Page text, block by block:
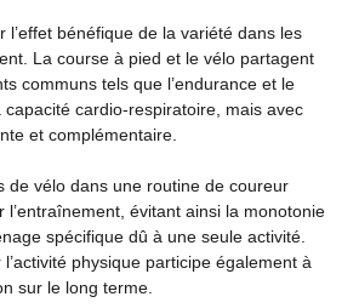
l’effet bénéfique de la variété dans les
La course à pied et le vélo partagent
communs tels que l’endurance et le
cardio-respiratoire, mais avec
et complémentaire.
de vélo dans une routine de coureur
l’entraînement, évitant ainsi la monotonie
spécifique dû à une seule activité.
physique participe également à
sur le long terme.